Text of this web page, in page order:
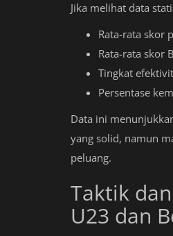
Jika melihat data
Rata-rata skor
Rata-rata skor
Tingkat
Persentase
Data ini
yang solid, namun
peluang.
Taktik
U23 dan